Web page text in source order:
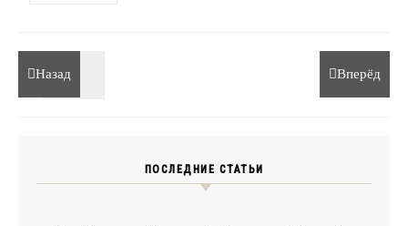
Назад Вперёд
ПОСЛЕДНИЕ СТАТЬИ